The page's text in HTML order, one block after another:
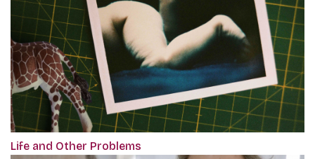
Life and Other Problems